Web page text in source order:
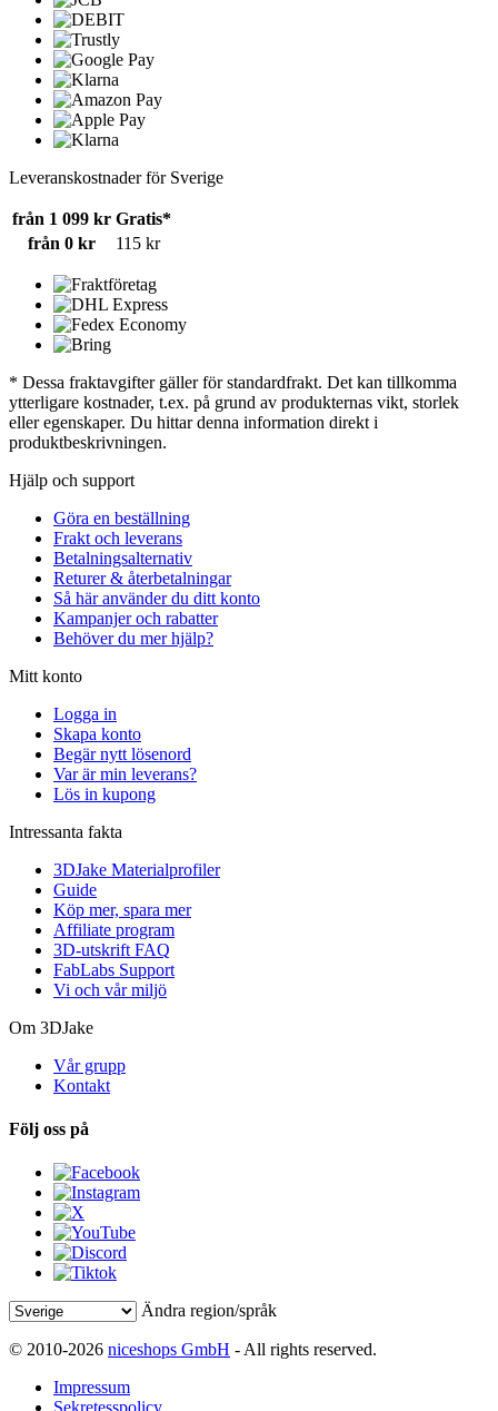
Leveranskostnader för Sverige
från 1 099 kr Gratis*
från 0 kr
115 kr
* Dessa fraktavgifter gäller för standardfrakt. Det kan tillkomma
ytterligare kostnader, t.ex. på grund av produkternas vikt, storlek
eller egenskaper. Du hittar denna information direkt i
produktbeskrivningen.
Hjälp och support
Göra en beställning
Frakt och leverans
Betalningsalternativ
Returer & återbetalningar
Så här använder du ditt konto
Kampanjer och rabatter
Behöver du mer hjälp?
Mitt konto
Logga in
Skapa konto
Begär nytt lösenord
Var är min leverans?
Lös in kupong
Intressanta fakta
3DJake Materialprofiler
Guide
Köp mer, spara mer
Affiliate program
3D-utskrift FAQ
FabLabs Support
Vi och vår miljö
Om 3DJake
Vår grupp
Kontakt
Följ oss på
Ändra region/språk
© 2010-2026 niceshops GmbH - All rights reserved.
Impressum